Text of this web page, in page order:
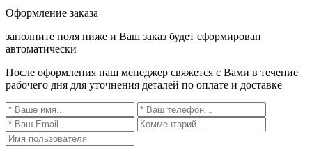
Оформление заказа
заполните поля ниже и Ваш заказ будет сформирован
автоматически
После оформления наш менеджер свяжется с Вами в течение
рабочего дня для уточнения деталей по оплате и доставке